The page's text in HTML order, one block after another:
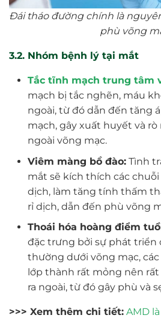
Đái tháo đường chính là
phù võng
3.2. Nhóm bệnh lý tại mắt
Tắc tĩnh mạch trung tâm
mạch bị tắc nghẽn, máu
ngoài, từ đó dẫn đến tăng
mạch, gây xuất huyết và
ngoài võng mạc.
Viêm màng bồ đào:Tình
mắt sẽ kích thích các
dịch, làm tăng tính thấm
rỉ dịch, dẫn đến phù võng
Thoái hóa hoàng điểm
đặc trưng bởi sự phát triển
thường dưới võng mạc,
lớp thành rất mỏng nên
ra ngoài, từ đó gây phù và
>>> Xem thêm chi tiết: AMD